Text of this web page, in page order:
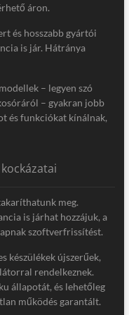
áron.
és hosszabb gyártói
is jár. Hátránya
– legyen szó
– gyakran jobb
és funkciókat kínálnak,
meg.
is járhat hozzájuk, a
szoftverfrissítést.
készülékek újszerűek,
rendelkeznek.
állapotát, és lehetőleg
működés garantált.